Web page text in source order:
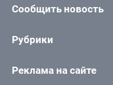
Сообщить новость
Рубрики
Реклама на сайте